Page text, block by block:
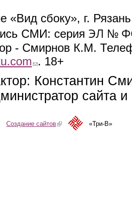
«Вид сбоку», г.
СМИ: серия ЭЛ №
- Смирнов К.М.
(link sends e-mail)
. 18+
Константин
сайта
Создание сайтов(link is external)«Три-В»